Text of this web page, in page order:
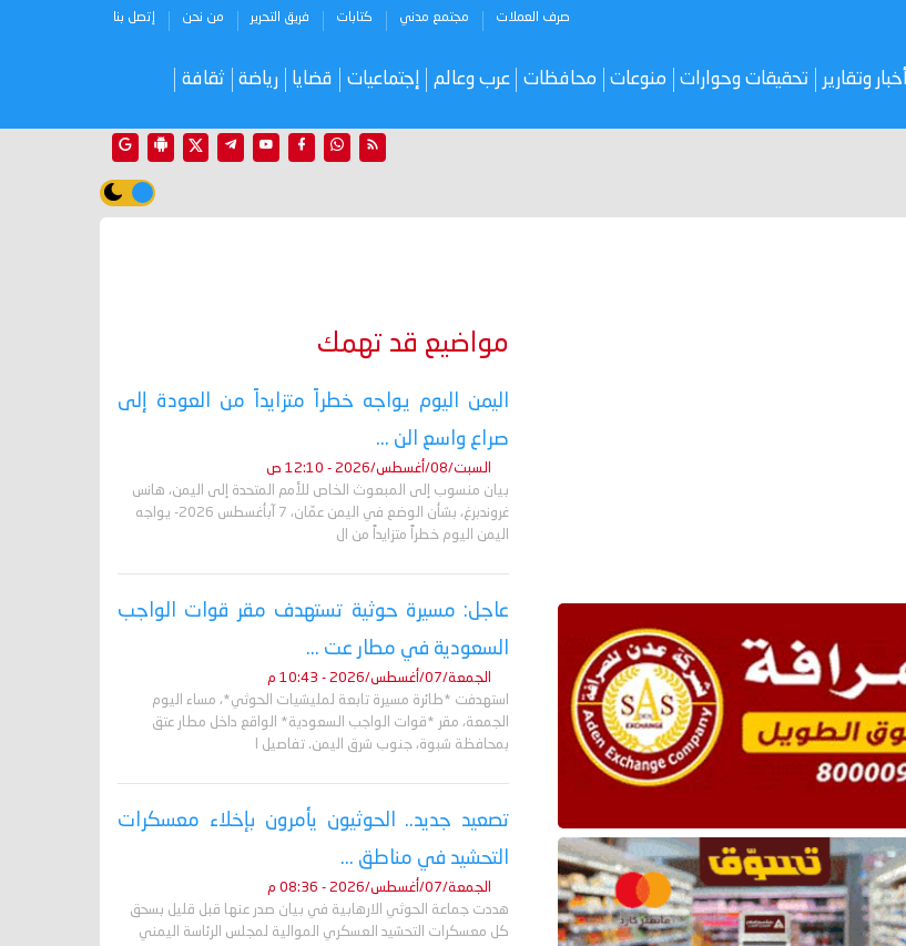
صرف العملات مجتمع مدني كتابات فريق التحرير من نحن إتصل بنا
أخبار وتقارير تحقيقات وحوارات منوعات محافظات عرب وعالم إجتماعيات قضايا رياضة ثقافة
مواضيع قد تهمك
اليمن اليوم يواجه خطراً متزايداً من العودة إلى
صراع واسع الن ...
السبت/08/أغسطس/2026 - 12:10 ص
بيان منسوب إلى المبعوث الخاص للأمم المتحدة إلى اليمن، هانس
غروندبرغ، بشأن الوضع في اليمن عمّان، 7 آبأغسطس 2026- يواجه
اليمن اليوم خطراً متزايداً من ال
عاجل: مسيرة حوثية تستهدف مقر قوات الواجب
السعودية في مطار عت ...
الجمعة/07/أغسطس/2026 - 10:43 م
استهدفت *طائرة مسيرة تابعة لمليشيات الحوثي*، مساء اليوم
الجمعة، مقر *قوات الواجب السعودية* الواقع داخل مطار عتق
بمحافظة شبوة، جنوب شرق اليمن. تفاصيل ا
تصعيد جديد.. الحوثيون يأمرون بإخلاء معسكرات
التحشيد في مناطق ...
الجمعة/07/أغسطس/2026 - 08:36 م
هددت جماعة الحوثي الارهابية في بيان صدر عنها قبل قليل بسحق
كل معسكرات التحشيد العسكري الموالية لمجلس الرئاسة اليمني